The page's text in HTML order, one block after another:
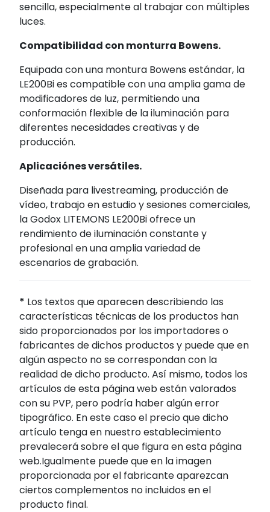
sencilla, especialmente al trabajar con múltiples
luces.
Compatibilidad con monturra Bowens.
Equipada con una montura Bowens estándar, la
LE200Bi es compatible con una amplia gama de
modificadores de luz, permitiendo una
conformación flexible de la iluminación para
diferentes necesidades creativas y de
producción.
Aplicaciónes versátiles.
Diseñada para livestreaming, producción de
vídeo, trabajo en estudio y sesiones comerciales,
la Godox LITEMONS LE200Bi ofrece un
rendimiento de iluminación constante y
profesional en una amplia variedad de
escenarios de grabación.
* Los textos que aparecen describiendo las
características técnicas de los productos han
sido proporcionados por los importadores o
fabricantes de dichos productos y puede que en
algún aspecto no se correspondan con la
realidad de dicho producto. Así mismo, todos los
artículos de esta página web están valorados
con su PVP, pero podría haber algún error
tipográfico. En este caso el precio que dicho
artículo tenga en nuestro establecimiento
prevalecerá sobre el que figura en esta página
web.Igualmente puede que en la imagen
proporcionada por el fabricante aparezcan
ciertos complementos no incluidos en el
producto final.